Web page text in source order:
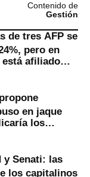
Contenido de
Gestión
de tres AFP se
pero en
está afiliado
en jaque
los
y Senati: las
los capitalinos